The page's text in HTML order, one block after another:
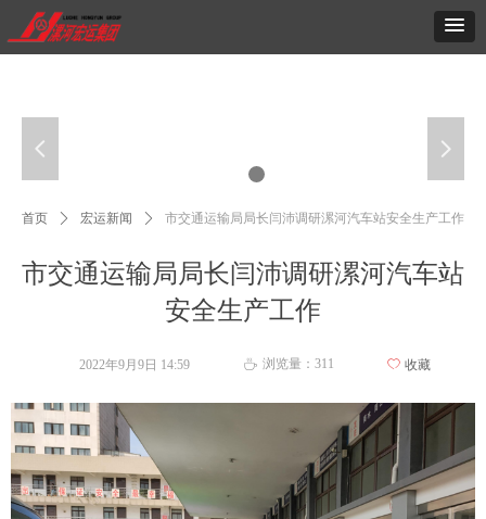
넳 넲
市交通运输局局长闫沛调研漯河汽车站
安全生产工作
首页 ꄲ 宏运新闻 ꄲ 市交通运输局局长闫沛调研漯河汽车站安全生产工作
2022年9月9日 14:59 ꄘ 浏览量： 311 ꄀ 收藏